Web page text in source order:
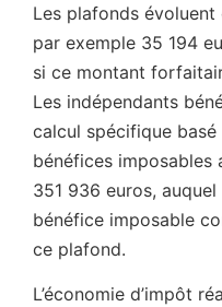
Les plafonds
par exemple 35 194
si ce montant
Les indépendants
calcul spécifique
bénéfices imposables
351 936 euros,
bénéfice imposable
ce plafond.
L’économie d’impôt